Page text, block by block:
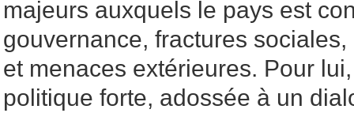
majeurs auxquels le pays est
gouvernance, fractures
et menaces extérieures. Pour
politique forte, adossée à un